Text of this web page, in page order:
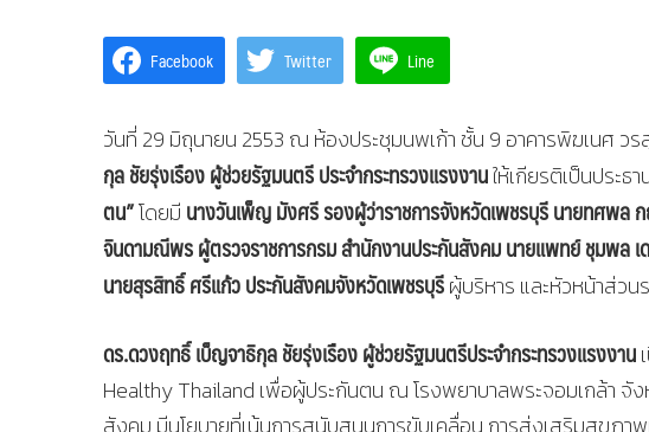
Facebook Twitter Line
วันที่ 29 มิถุนายน 2553 ณ ห้องประชุมนพเก้า ชั้น 9 อาคารพิฆเนศ ว
กุล ชัยรุ่งเรือง ผู้ช่วยรัฐมนตรี ประจํากระทรวงแรงงานให้เกียรติเป็นประธ
ตน”โดยมี นางวันเพ็ญ มังศรี รองผู้ว่าราชการจังหวัดเพชรบุรี นายทศพล
จินดามณีพร ผู้ตรวจราชการกรม สํานักงานประกันสังคม นายแพทย์ ชุมพล เ
นายสุรสิทธิ์ ศรีแก้ว ประกันสังคมจังหวัดเพชรบุรีผู้บริหาร และหัวหน้าส่วน
ดร.ดวงฤทธิ์ เบ็ญจาธิกุล ชัยรุ่งเรือง ผู้ช่วยรัฐมนตรีประจํากระทรวงแรงงาน
Healthy Thailand เพื่อผู้ประกันตน ณ โรงพยาบาลพระจอมเกล้า จั
สังคม มีนโยบายที่เน้นการสนับสนุนการขับเคลื่อน การส่งเสริมสุขภา